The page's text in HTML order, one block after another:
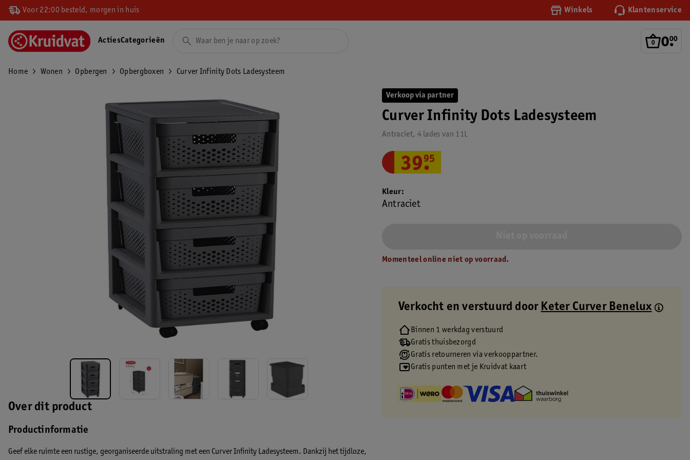
Voor 22:00 besteld, morgen in huis Winkels Klantenservice
0.
00
ActiesCategorieën
Home Wonen Opbergen Opbergboxen Curver Infinity Dots Ladesysteem
Over dit product
Productinformatie
Geef elke ruimte een rustige, georganiseerde uitstraling met een Curver Infinity Ladesysteem. Dankzij het tijdloze,
Verkoop via partner
Curver Infinity Dots Ladesysteem
Antraciet, 4 lades van 11L
39.
95
Kleur
Antraciet
Momenteel online niet op voorraad.
Verkocht en verstuurd door Keter Curver Benelux
Binnen 1 werkdag verstuurd
Gratis thuisbezorgd
Gratis retourneren via verkooppartner.
Gratis punten met je Kruidvat kaart